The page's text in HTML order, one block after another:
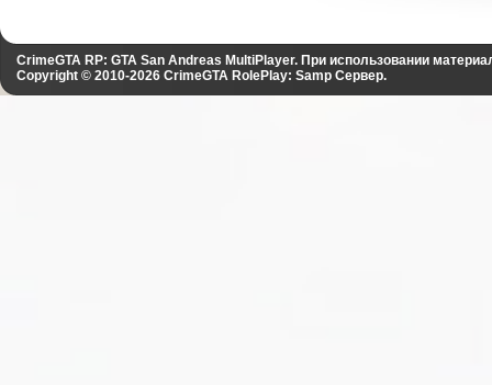
CrimeGTA RP: GTA San Andreas MultiPlayer. При использовании
Copyright © 2010-2026 CrimeGTA RolePlay: Samp Сервер.